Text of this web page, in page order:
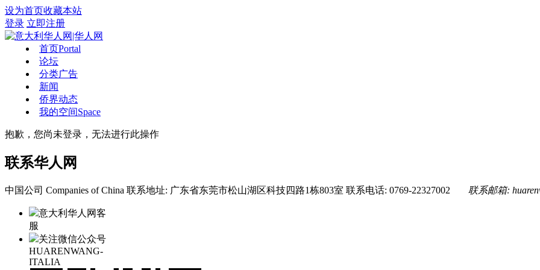
设为首页收藏本站
登录 立即注册
首页Portal
论坛
分类广告
新闻
侨界动态
我的空间Space
抱歉，您尚未登录，无法进行此操作
联系华人网
中国公司 Companies of China 联系地址: 广东省东莞市松山湖区科技四路1栋803室 联系电话: 0769-22327002 联系邮箱:
意大利华人网客
服
关注微信公众号
HUARENWANG-
ITALIA